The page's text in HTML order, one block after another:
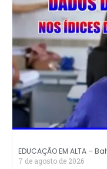
EDUCAÇÃO EM ALTA –
7 de agosto de 2026